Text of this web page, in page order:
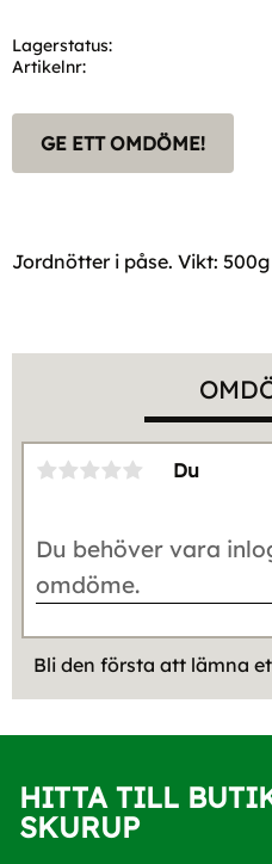
Lagerstatus
Artikelnr
GE ETT OMDÖME!
Jordnötter i påse. Vikt: 500g
Du
Bli den första att lämna
HITTA TILL
SKURUP